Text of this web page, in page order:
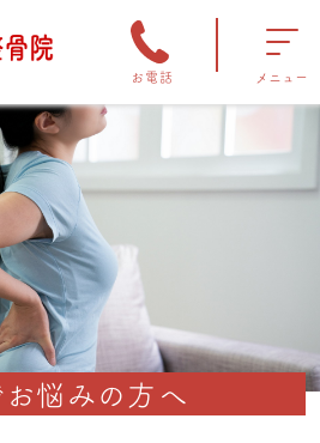
お電話 メニュー
悩みの方へ